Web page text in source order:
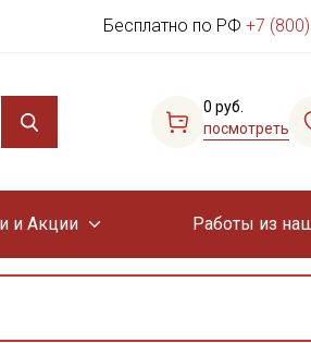
Бесплатно по РФ +7
0 руб.
посмотреть
и Акции Работы из